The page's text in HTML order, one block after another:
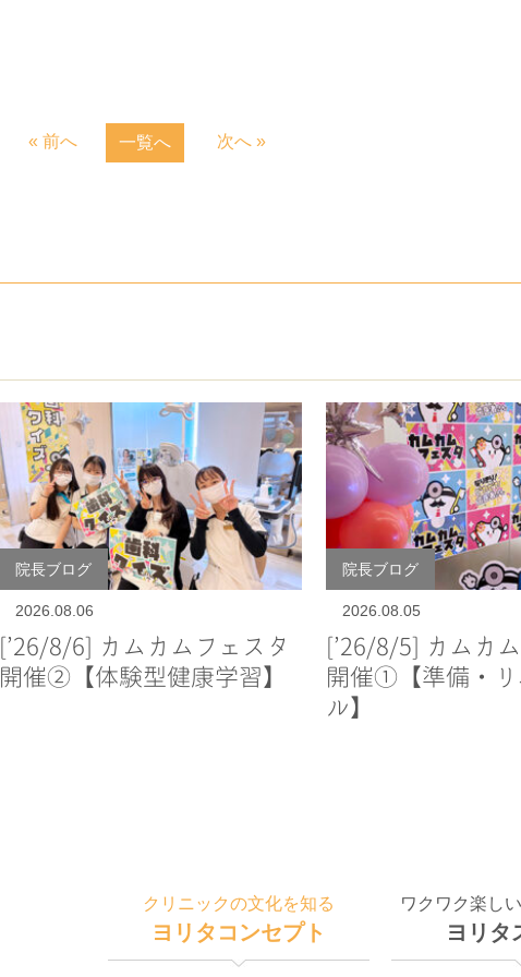
« 前へ 一覧へ 次へ »
院長ブログ
2026.08.06
[’26/8/6] カムカムフェスタ
開催②【体験型健康学習】
院長ブログ
2026.08.05
[’26/8/5] カムカ
開催①【準備・
ル】
クリニックの文化を知る
ヨリタコンセプト
ワクワク楽し
ヨリタ